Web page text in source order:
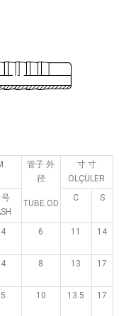
管子 外
径
TUBE.OD
寸 寸
ÖLÇÜLER
号
C S
6 11 14
8 13 17
10 13.5 17